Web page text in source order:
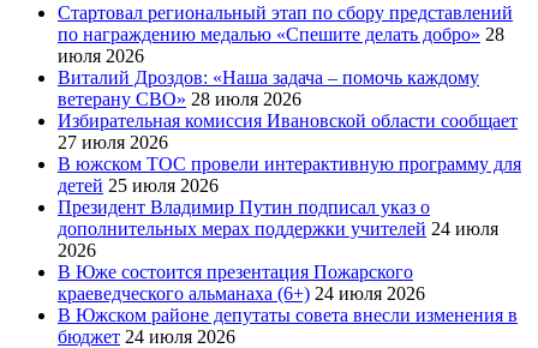
Стартовал региональный этап по сбору представлений
по награждению медалью «Спешите делать добро» 28
июля 2026
Виталий Дроздов: «Наша задача – помочь каждому
ветерану СВО» 28 июля 2026
Избирательная комиссия Ивановской области сообщает
27 июля 2026
В южском ТОС провели интерактивную программу для
детей 25 июля 2026
Президент Владимир Путин подписал указ о
дополнительных мерах поддержки учителей 24 июля
2026
В Юже состоится презентация Пожарского
краеведческого альманаха (6+) 24 июля 2026
В Южском районе депутаты совета внесли изменения в
бюджет 24 июля 2026